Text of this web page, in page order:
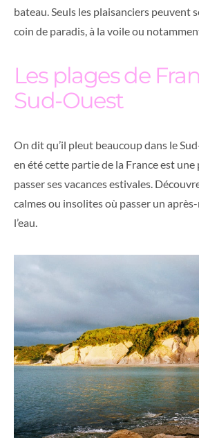
bateau. Seuls les plaisanciers peuvent
coin de paradis, à la voile ou
Les plages de
Sud-Ouest
On dit qu’il pleut beaucoup dans le
en été cette partie de la France est
passer ses vacances estivales.
calmes ou insolites où passer un
l’eau.